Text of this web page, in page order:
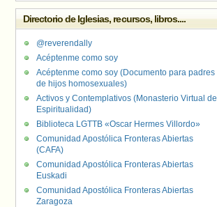
Directorio de Iglesias, recursos, libros....
@reverendally
Acéptenme como soy
Acéptenme como soy (Documento para padres
de hijos homosexuales)
Activos y Contemplativos (Monasterio Virtual de
Espiritualidad)
Biblioteca LGTTB «Oscar Hermes Villordo»
Comunidad Apostólica Fronteras Abiertas
(CAFA)
Comunidad Apostólica Fronteras Abiertas
Euskadi
Comunidad Apostólica Fronteras Abiertas
Zaragoza